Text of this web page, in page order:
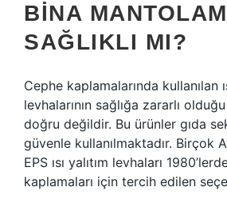
BINA
SAĞLIKLI MI?
Cephe kaplamalarında kullanılan
levhalarının sağlığa zararlı
doğru değildir. Bu ürünler gıda
güvenle kullanılmaktadır. Birçok
EPS ısı yalıtım levhaları
kaplamaları için tercih edilen